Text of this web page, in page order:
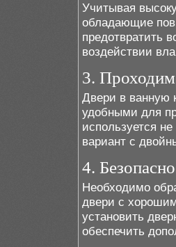
Учитывая
обладающие
предотвратить
воздействии
3.
Двери в ванную
удобными для
используется
вариант с
4.
Необходимо
двери с
установить
обеспечить